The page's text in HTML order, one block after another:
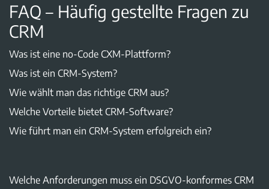
FAQ – Häufig gestellte Fragen zu
CRM
Was ist eine no-Code CXM-Plattform?
Was ist ein CRM-System?
Wie wählt man das richtige CRM aus?
Welche Vorteile bietet CRM-Software?
Wie führt man ein CRM-System erfolgreich ein?
Welche Anforderungen muss ein DSGVO-konformes CRM